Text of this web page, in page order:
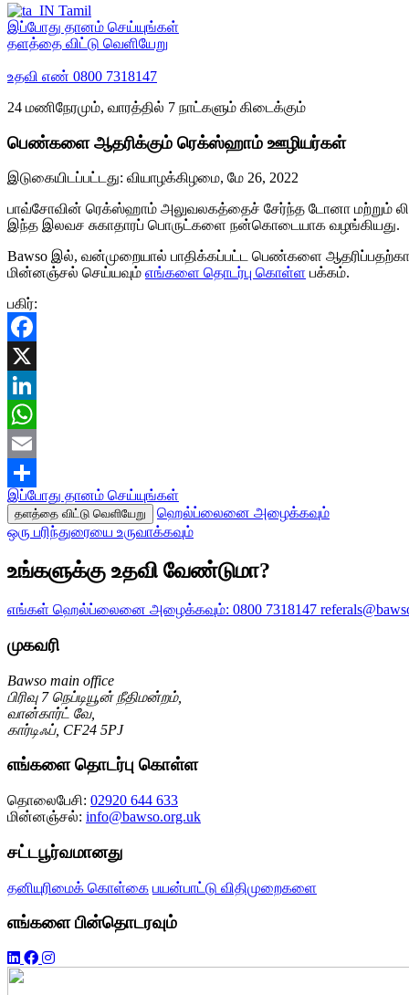
Tamil
இப்போது தானம் செய்யுங்கள்
தளத்தை விட்டு வெளியேறு
உதவி எண் 0800 7318147
24 மணிநேரமும், வாரத்தில் 7 நாட்களும் கிடைக்கும்
பெண்களை ஆதரிக்கும் ரெக்ஸ்ஹாம் ஊழியர்கள்
இடுகையிடப்பட்டது: வியாழக்கிழமை, மே 26, 2022
பாவ்சோவின் ரெக்ஸ்ஹாம் அலுவலகத்தைச் சேர்ந்த டோனா மற்றும் லிஸ்
இந்த இலவச சுகாதாரப் பொருட்களை நன்கொடையாக வழங்கியது.
Bawso இல், வன்முறையால் பாதிக்கப்பட்ட பெண்களை
மின்னஞ்சல் செய்யவும் எங்களை தொடர்பு கொள்ள பக்கம்.
பகிர்:
Facebook
X
LinkedIn
WhatsApp
Email
Share
இப்போது தானம் செய்யுங்கள்
தளத்தை விட்டு வெளியேறு
ஹெல்ப்லைனை அழைக்கவும்
ஒரு பரிந்துரையை உருவாக்கவும்
உங்களுக்கு உதவி வேண்டுமா?
எங்கள் ஹெல்ப்லைனை அழைக்கவும்: 0800 7318147
முகவரி
Bawso main office
பிரிவு 7 நெப்டியூன் நீதிமன்றம்,
வான்கார்ட் வே,
கார்டிஃப், CF24 5PJ
எங்களை தொடர்பு கொள்ள
தொலைபேசி: 02920 644 633
மின்னஞ்சல்: info@bawso.org.uk
சட்டபூர்வமானது
தனியுரிமைக் கொள்கை பயன்பாட்டு விதிமுறைகளை
எங்களை பின்தொடரவும்